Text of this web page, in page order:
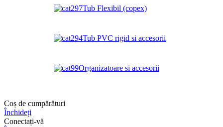
Tub Flexibil (copex)
Tub PVC rigid si accesorii
Organizatoare si accesorii
Coș de cumpărături
Închideți
Conectați-vă